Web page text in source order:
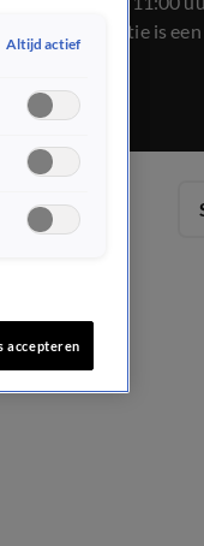
Ochtend Editie is
Altijd actief
accepteren